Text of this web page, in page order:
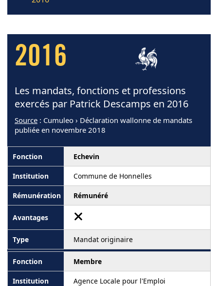
2016
Les mandats, fonctions et professions
exercés par Patrick Descamps en 2016
Source : Cumuleo › Déclaration wallonne de mandats
publiée en novembre 2018
Echevin
Commune de Honnelles
Rémunéré
Mandat originaire
Membre
Agence Locale pour l'Emploi